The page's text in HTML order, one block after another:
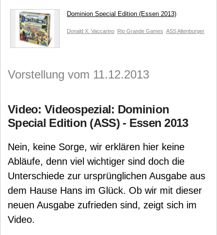
Dominion Special Edition (Essen 2013)
Donald X. Vaccarino Rio Grande Games ASS Altenburger
Vorstellung vom 11.12.2013
Video: Videospezial: Dominion
Special Edition (ASS) - Essen 2013
Nein, keine Sorge, wir erklären hier keine
Abläufe, denn viel wichtiger sind doch die
Unterschiede zur ursprünglichen Ausgabe aus
dem Hause Hans im Glück. Ob wir mit dieser
neuen Ausgabe zufrieden sind, zeigt sich im
Video.